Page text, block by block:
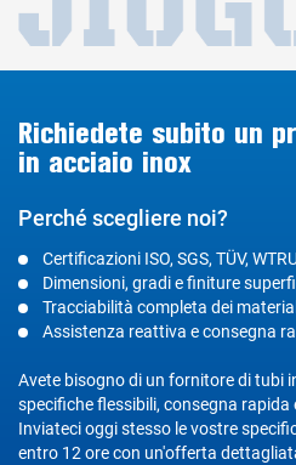
Richiedete subito un
in acciaio inox
Perché scegliere noi?
Certificazioni ISO, SGS, TÜV,
Dimensioni, gradi e finiture
Tracciabilità completa dei
Assistenza reattiva e consegna
Avete bisogno di un fornitore di tubi
specifiche flessibili, consegna
Inviateci oggi stesso le vostre
entro 12 ore con un'offerta